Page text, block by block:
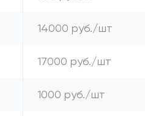
14000 руб./шт
17000 руб./шт
1000 руб./шт